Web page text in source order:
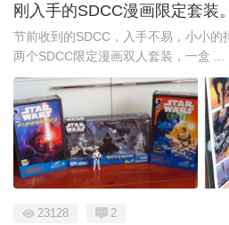
刚入手的SDCC漫画限定套装
节前收到的SDCC，入手不易，小小
两个SDCC限定漫画双人套装，一盒 ...
23128 2